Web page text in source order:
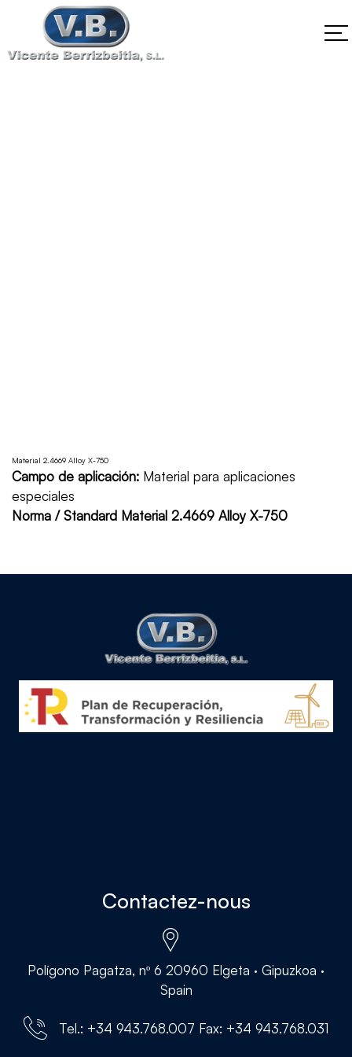
Material 2.4669 Alloy X-750
Campo de aplicación: Material para aplicaciones
especiales
Norma / Standard Material 2.4669 Alloy X-750
Contactez-nous
Polígono Pagatza, nº 6 20960 Elgeta · Gipuzkoa ·
Spain
Tel.: +34 943.768.007 Fax: +34 943.768.031